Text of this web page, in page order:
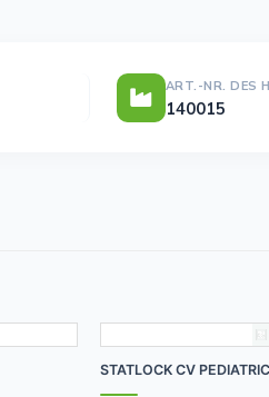
ART.-NR. DES
140015
STATLOCK CV